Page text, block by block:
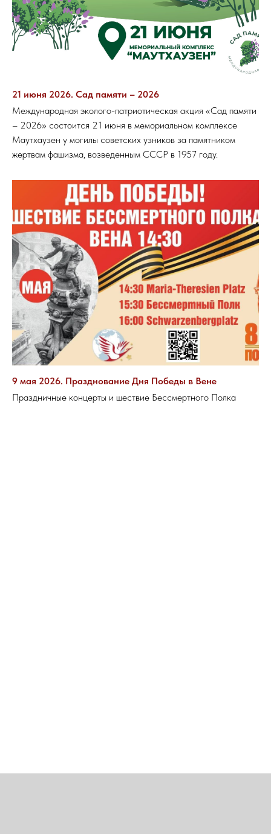
21 июня 2026. Сад памяти – 2026
Международная эколого-патриотическая акция «Сад памяти
– 2026» состоится 21 июня в мемориальном комплексе
Маутхаузен у могилы советских узников за памятником
жертвам фашизма, возведенным СССР в 1957 году.
9 мая 2026. Празднование Дня Победы в Вене
Праздничные концерты и шествие Бессмертного Полка